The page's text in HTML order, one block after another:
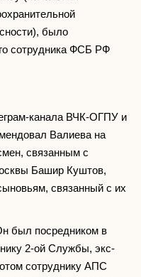
было
сотрудника ФСБ РФ
канала ВЧК-ОГПУ и
Валиева на
связанным с
Башир Куштов,
связанный с их
был посредником в
2-ой Службы, экс-
сотруднику АПС